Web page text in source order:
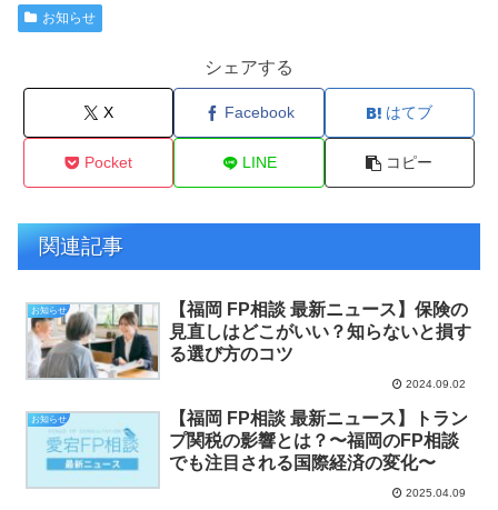
お知らせ
シェアする
X Facebook はてブ
Pocket LINE コピー
関連記事
お知らせ
【福岡 FP相談 最新ニュース】保険の
見直しはどこがいい？知らないと損す
る選び方のコツ
2024.09.02
お知らせ
【福岡 FP相談 最新ニュース】トラン
プ関税の影響とは？〜福岡のFP相談
でも注目される国際経済の変化〜
2025.04.09